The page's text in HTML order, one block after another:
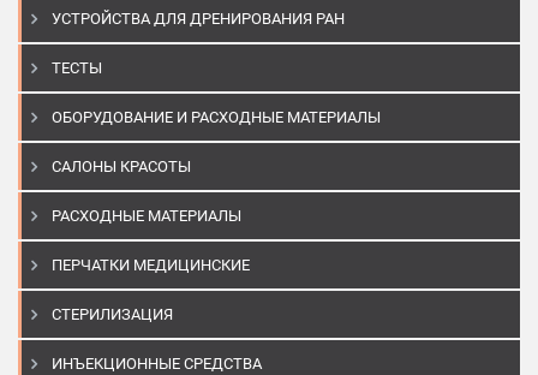
УСТРОЙСТВА ДЛЯ ДРЕНИРОВАНИЯ РАН
ТЕСТЫ
ОБОРУДОВАНИЕ И РАСХОДНЫЕ МАТЕРИАЛЫ
САЛОНЫ КРАСОТЫ
РАСХОДНЫЕ МАТЕРИАЛЫ
ПЕРЧАТКИ МЕДИЦИНСКИЕ
СТЕРИЛИЗАЦИЯ
ИНЪЕКЦИОННЫЕ СРЕДСТВА